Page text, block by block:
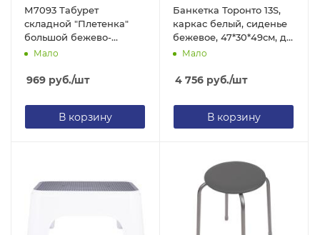
М7093 Табурет
складной "Плетенка"
большой бежево-
коричневый (5)
Мало
969 руб./шт
В корзину
Банкетка Торонто 13S,
каркас белый, сиденье
бежевое, 47*30*49см, до
120кг БТ13СББ ЗМИ
Мало
4 756 руб./шт
В корзину